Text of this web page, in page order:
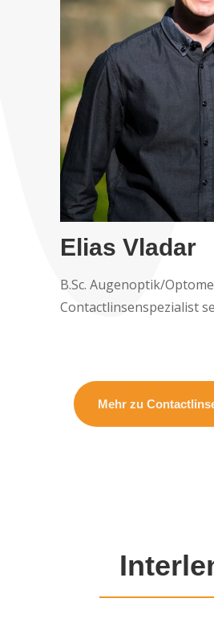
Elias Vladar
B.Sc. Augenoptik/
Contactlinsenspezialist
Mehr zu